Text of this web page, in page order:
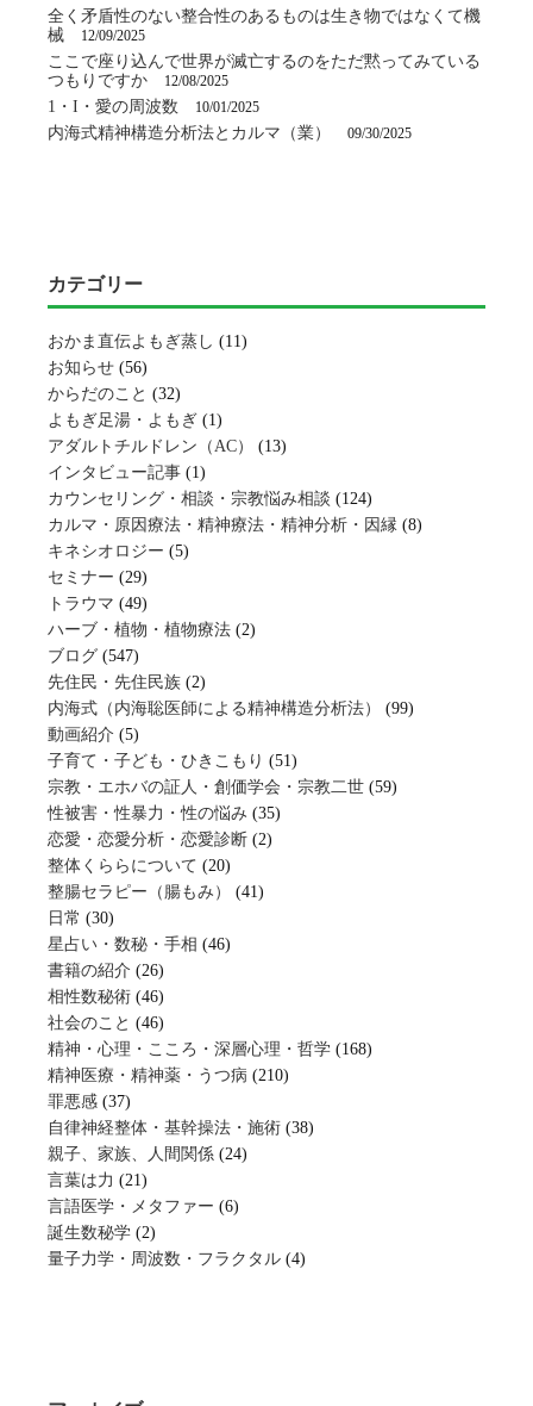
全く矛盾性のない整合性のあるものは生き物ではなくて機
械
12/09/2025
ここで座り込んで世界が滅亡するのをただ黙ってみている
つもりですか
12/08/2025
1・I・愛の周波数 10/01/2025
内海式精神構造分析法とカルマ（業） 09/30/2025
カテゴリー
おかま直伝よもぎ蒸し (11)
お知らせ (56)
からだのこと (32)
よもぎ足湯・よもぎ (1)
アダルトチルドレン（AC）
(13)
インタビュー記事 (1)
カウンセリング・相談・宗教悩み相談 (124)
カルマ・原因療法・精神療法・精神分析・因縁 (8)
キネシオロジー (5)
セミナー (29)
トラウマ (49)
ハーブ・植物・植物療法 (2)
ブログ (547)
先住民・先住民族 (2)
内海式（内海聡医師による精神構造分析法）
(99)
動画紹介 (5)
子育て・子ども・ひきこもり (51)
宗教・エホバの証人・創価学会・宗教二世 (59)
性被害・性暴力・性の悩み (35)
恋愛・恋愛分析・恋愛診断 (2)
整体くららについて (20)
整腸セラピー（腸もみ）
(41)
日常 (30)
星占い・数秘・手相 (46)
書籍の紹介 (26)
相性数秘術 (46)
社会のこと (46)
精神・心理・こころ・深層心理・哲学 (168)
精神医療・精神薬・うつ病 (210)
罪悪感 (37)
自律神経整体・基幹操法・施術 (38)
親子、家族、人間関係 (24)
言葉は力 (21)
言語医学・メタファー (6)
誕生数秘学 (2)
量子力学・周波数・フラクタル (4)